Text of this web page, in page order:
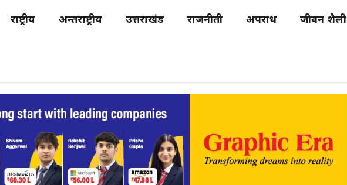
राष्ट्रीय अन्तर्राष्ट्रीय उत्तराखंड राजनीती अपराध जीवन शैली